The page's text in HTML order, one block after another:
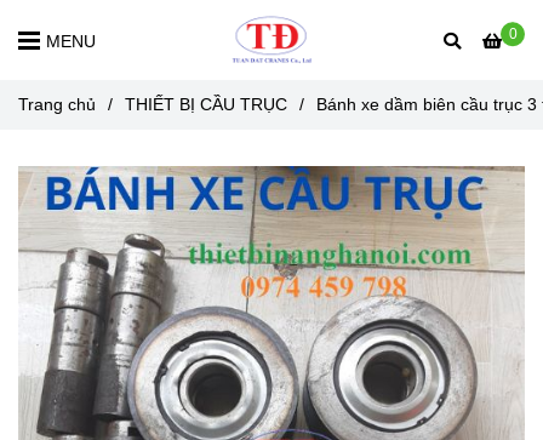
0
MENU
Trang chủ / THIẾT BỊ CẦU TRỤC / Bánh xe dầm biên cầu trục 3